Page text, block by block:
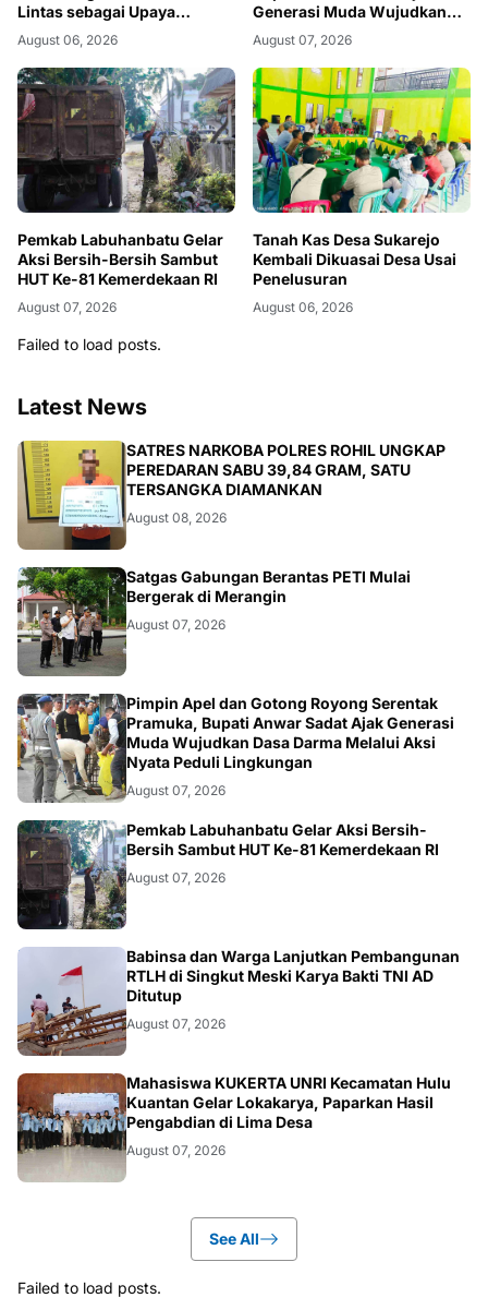
Lintas sebagai Upaya
Meningkatkan Keselamatan
Berkendara di Desa Kiab
Jaya, Kabupaten Pelalawan
August 06, 2026
Generasi Muda Wujudkan
Dasa Darma Melalui Aksi
Nyata Peduli Lingkungan
August 07, 2026
Pemkab Labuhanbatu Gelar
Aksi Bersih-Bersih Sambut
HUT Ke-81 Kemerdekaan RI
August 07, 2026
Tanah Kas Desa Sukarejo
Kembali Dikuasai Desa Usai
Penelusuran
August 06, 2026
Failed to load posts.
Latest News
BERITA
SATRES NARKOBA POLRES ROHIL UNGKAP
PEREDARAN SABU 39,84 GRAM, SATU
TERSANGKA DIAMANKAN
August 08, 2026
BANGKO
Satgas Gabungan Berantas PETI Mulai
Bergerak di Merangin
August 07, 2026
BERITA
Pimpin Apel dan Gotong Royong Serentak
Pramuka, Bupati Anwar Sadat Ajak Generasi
Muda Wujudkan Dasa Darma Melalui Aksi
Nyata Peduli Lingkungan
August 07, 2026
BERITA
Pemkab Labuhanbatu Gelar Aksi Bersih-
Bersih Sambut HUT Ke-81 Kemerdekaan RI
August 07, 2026
Babinsa dan Warga Lanjutkan Pembangunan
RTLH di Singkut Meski Karya Bakti TNI AD
Ditutup
August 07, 2026
ARTIKEL
Mahasiswa KUKERTA UNRI Kecamatan Hulu
Kuantan Gelar Lokakarya, Paparkan Hasil
Pengabdian di Lima Desa
August 07, 2026
See All
Failed to load posts.